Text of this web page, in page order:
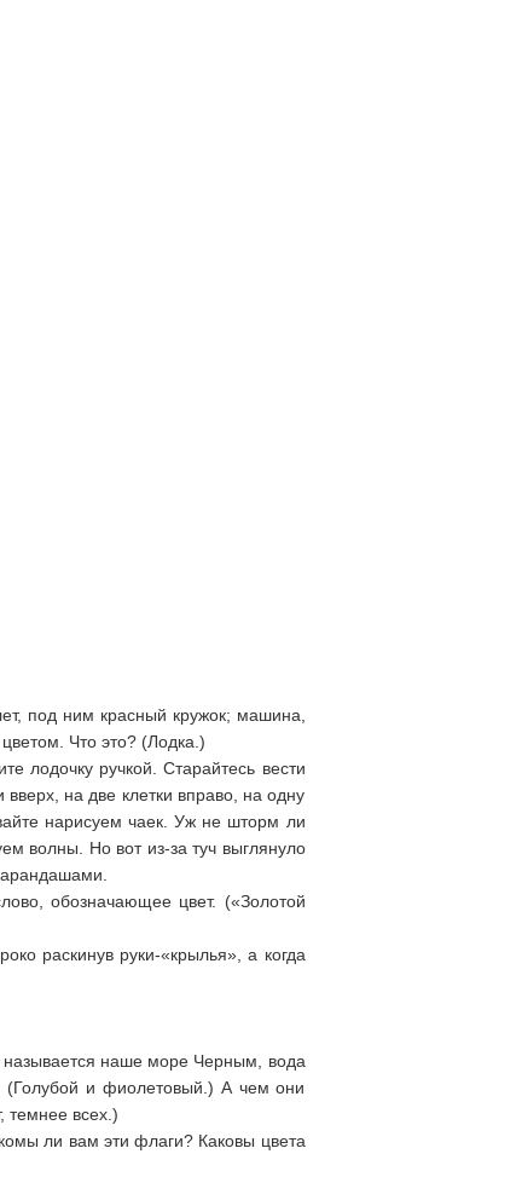
под ним красный кружок; машина,
Что это? (Лодка.)
лодочку ручкой. Старайтесь вести
на две клетки вправо, на одну
нарисуем чаек. Уж не шторм ли
волны. Но вот из-за туч выглянуло
обозначающее цвет. («Золотой
раскинув руки-«крылья», а когда
называется наше море Черным, вода
(Голубой и фиолетовый.) А чем они
темнее всех.)
ли вам эти флаги? Каковы цвета